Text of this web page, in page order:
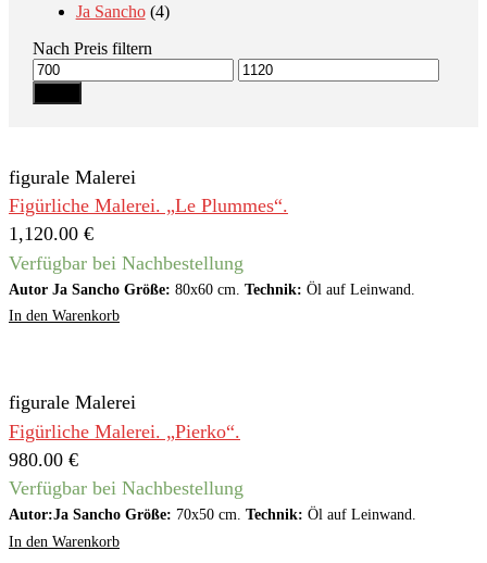
Ja Sancho (4)
Nach Preis filtern
Min.
Preis
Max.
Preis
figurale Malerei
Figürliche Malerei. „Le Plummes“.
1,120.00 €
Verfügbar bei Nachbestellung
Autor Ja Sancho Größe: 80x60 cm. Technik: Öl auf Leinwand.
In den Warenkorb
figurale Malerei
Figürliche Malerei. „Pierko“.
980.00 €
Verfügbar bei Nachbestellung
Autor:Ja Sancho Größe: 70x50 cm. Technik: Öl auf Leinwand.
In den Warenkorb